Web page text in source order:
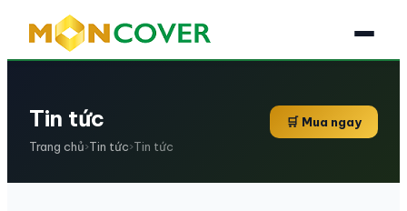
Tin tức
Trang chủ›Tin tức›Tin tức
🛒 Mua ngay